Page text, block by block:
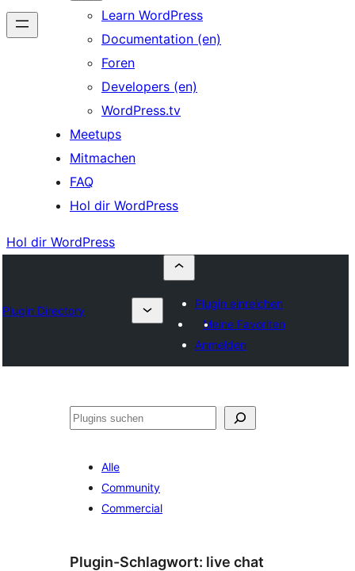
Learn WordPress
Documentation (en)
Foren
Developers (en)
WordPress.tv
Meetups
Mitmachen
FAQ
Hol dir WordPress
Hol dir WordPress
Plugin Directory
Plugin einreichen
Meine Favoriten
Anmelden
Suchen
Alle
Community
Commercial
Plugin-Schlagwort: live chat